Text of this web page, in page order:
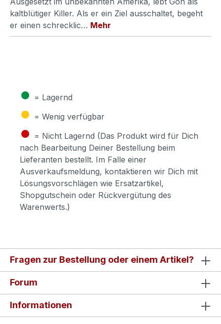
kaltblütiger Killer. Als er ein Ziel ausschaltet, begeht
er einen schrecklic… Mehr
● = Lagernd
● = Wenig verfügbar
● = Nicht Lagernd (Das Produkt wird für Dich
nach Bearbeitung Deiner Bestellung beim
Lieferanten bestellt. Im Falle einer
Ausverkaufsmeldung, kontaktieren wir Dich mit
Lösungsvorschlägen wie Ersatzartikel,
Shopgutschein oder Rückvergütung des
Warenwerts.)
Fragen zur Bestellung oder einem Artikel?
Forum
Informationen